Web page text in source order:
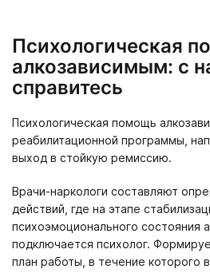
Психологическая
алкозависимым: с
справитесь
Психологическая помощь
реабилитационной программы,
выход в стойкую ремиссию.
Врачи-наркологи составляют
действий, где на этапе
психоэмоционального состояния
подключается психолог.
план работы, в течение которого